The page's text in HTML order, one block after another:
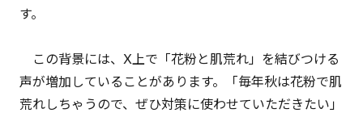
す。
この背景には、X上で「花粉と肌荒れ」を結びつける
声が増加していることがあります。「毎年秋は花粉で肌
荒れしちゃうので、ぜひ対策に使わせていただきたい」